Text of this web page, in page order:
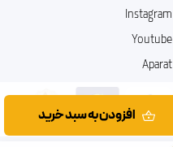
افزودن به سبد خرید
Instagram
Youtube
Aparat